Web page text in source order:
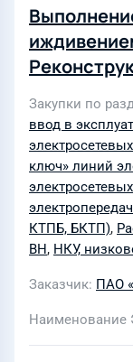
ВЛ-0,4кВ
до границ
РУ-0,4кВ
Москва,
Саларьево,
Закупки по
ввод в
ключ» линий
КТПБ, БКТП),
ВН, НКУ,
Заказчик ПАО
Наименование